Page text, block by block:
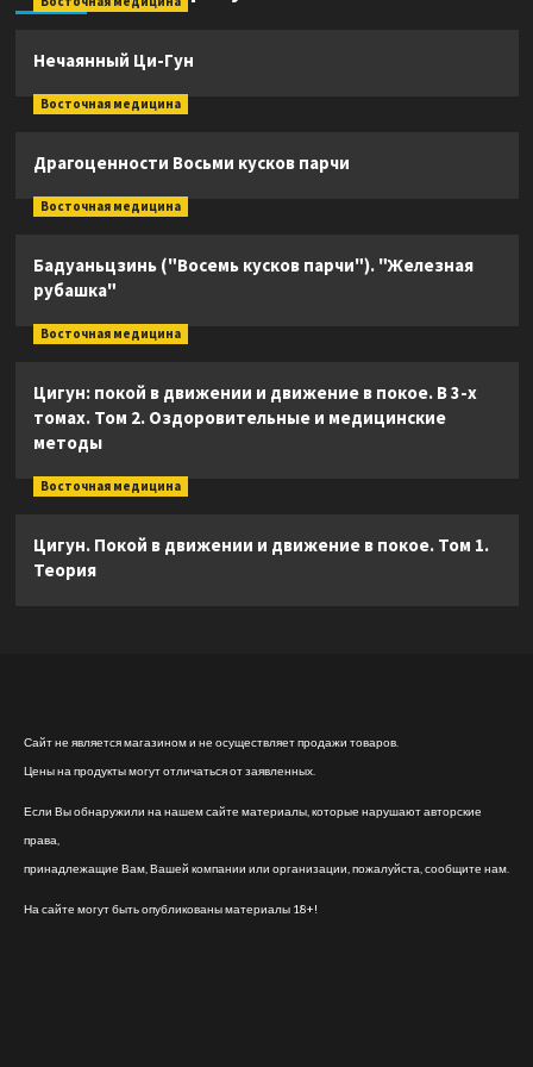
Нечаянный Ци-Гун
Восточная медицина
Драгоценности Восьми кусков парчи
Восточная медицина
Бадуаньцзинь ("Восемь кусков парчи"). "Железная
рубашка"
Восточная медицина
Цигун: покой в движении и движение в покое. В 3-х
томах. Том 2. Оздоровительные и медицинские
методы
Восточная медицина
Цигун. Покой в движении и движение в покое. Том 1.
Теория
Сайт не является магазином и не осуществляет продажи товаров.
Цены на продукты могут отличаться от заявленных.
Если Вы обнаружили на нашем сайте материалы, которые нарушают авторские
права,
принадлежащие Вам, Вашей компании или организации, пожалуйста, сообщите нам.
На сайте могут быть опубликованы материалы 18+!